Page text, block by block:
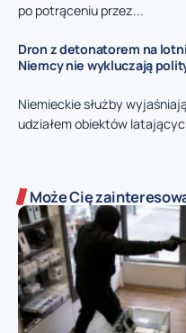
po potrąceniu przez...
Dron z detonatorem na
Niemcy nie wykluczają
Niemieckie służby
udziałem obiektów
Może Cię